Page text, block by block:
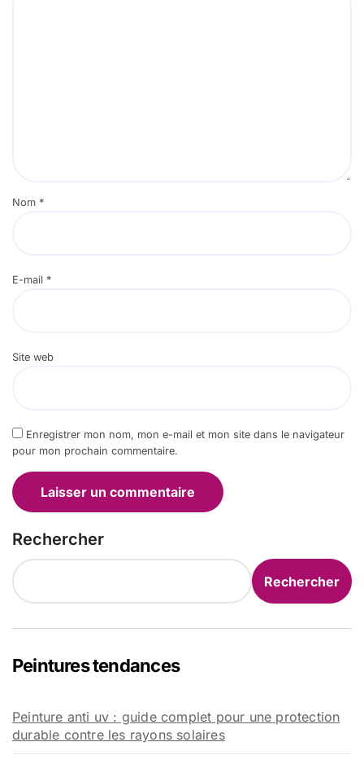
Nom *
E-mail *
Site web
Enregistrer mon nom, mon e-mail et mon site dans le navigateur
pour mon prochain commentaire.
Rechercher
Rechercher
Peintures tendances
Peinture anti uv : guide complet pour une protection
durable contre les rayons solaires